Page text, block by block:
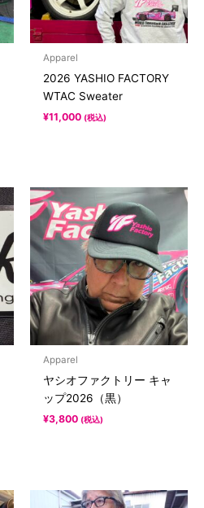
Apparel
2026 YASHIO FACTORY
WTAC Sweater
¥11,000 (税込)
Apparel
ヤシオファクトリー キャ
ップ2026（黒）
¥3,800 (税込)